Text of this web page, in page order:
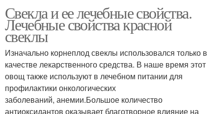
Свекла и ее лечебные свойства.
Лечебные свойства красной
свеклы
Изначально корнеплод свеклы использовался только в
качестве лекарственного средства. В наше время этот
овощ также используют в лечебном питании для
профилактики онкологических
заболеваний, анемии.Большое количество
антиоксидантов оказывает благотворное влияние на